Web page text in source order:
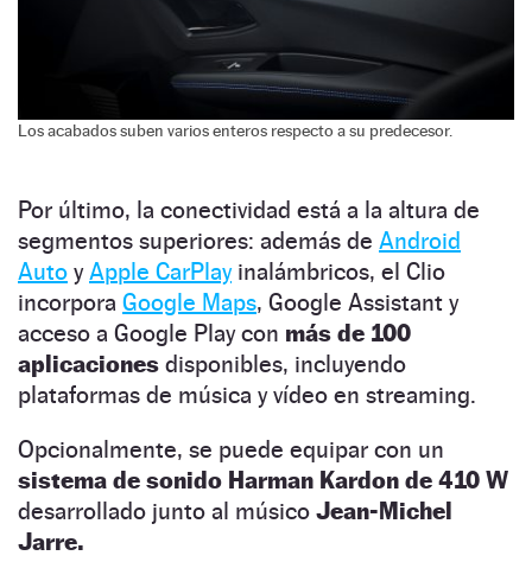
Los acabados suben varios enteros respecto a su predecesor.
Por último, la conectividad está a la altura de
segmentos superiores: además de Android
Auto yApple CarPlayinalámbricos, el Clio
incorpora Google Maps, Google Assistant y
acceso a Google Play con más de 100
aplicaciones disponibles, incluyendo
plataformas de música y vídeo en streaming.
Opcionalmente, se puede equipar con un
sistema de sonido Harman Kardon de 410 W
desarrollado junto al músico Jean-Michel
Jarre.